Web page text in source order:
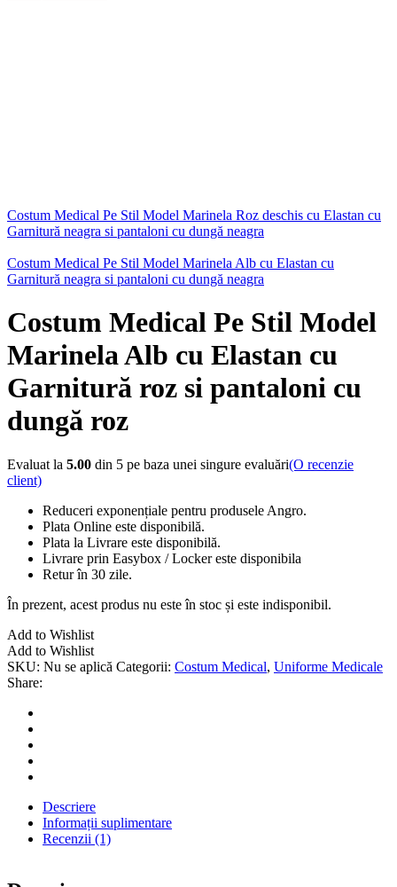
Costum Medical Pe Stil Model Marinela Roz deschis cu Elastan cu
Garnitură neagra si pantaloni cu dungă neagra
Costum Medical Pe Stil Model Marinela Alb cu Elastan cu
Garnitură neagra si pantaloni cu dungă neagra
Costum Medical Pe Stil Model
Marinela Alb cu Elastan cu
Garnitură roz si pantaloni cu
dungă roz
Evaluat la 5.00 din 5 pe baza unei singure evaluări(O recenzie
client)
Reduceri exponențiale pentru produsele Angro.
Plata Online este disponibilă.
Plata la Livrare este disponibilă.
Livrare prin Easybox / Locker este disponibila
Retur în 30 zile.
În prezent, acest produs nu este în stoc și este indisponibil.
Add to Wishlist
Add to Wishlist
SKU: Nu se aplică Categorii: Costum Medical, Uniforme Medicale
Share:
Descriere
Informații suplimentare
Recenzii (1)